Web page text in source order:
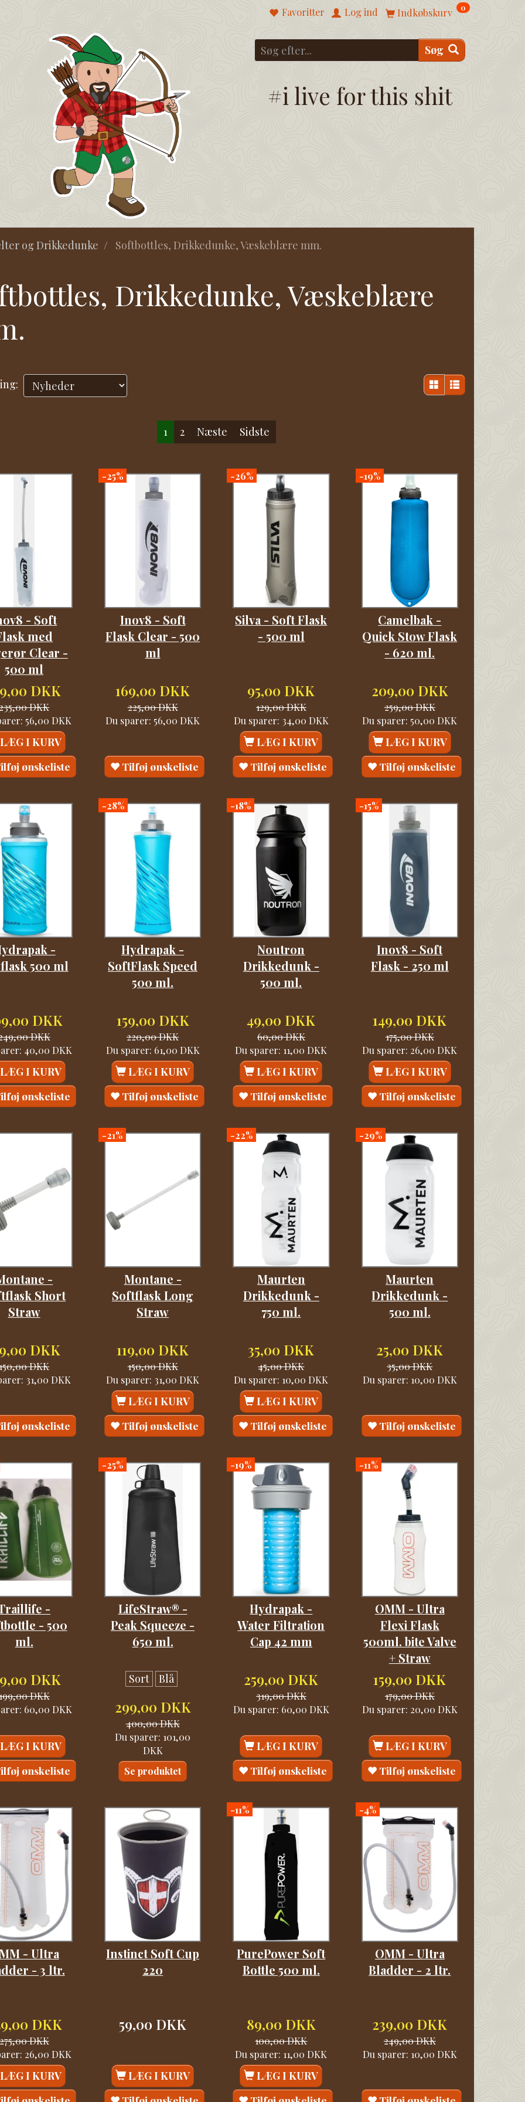
Indkøbskurv 0
Favoritter Log ind
Søg
#i live for this shit
og Drikkedunke Softbottles, Drikkedunke, Væskeblære mm.
Drikkedunke, Væskeblære
1 2 Næste Sidste
- Soft
med
Clear -
500 ml
DKK
DKK
56,00 DKK
LÆG I KURV
ønskeliste
-25%
Inov8 - Soft
Flask Clear - 500
ml
169,00 DKK
225,00 DKK
Du sparer: 56,00 DKK
Tilføj ønskeliste
-26%
Silva - Soft Flask
- 500 ml
95,00 DKK
129,00 DKK
Du sparer: 34,00 DKK
LÆG I KURV
Tilføj ønskeliste
-19%
Camelbak -
Quick Stow Flask
- 620 ml.
209,00 DKK
259,00 DKK
Du sparer: 50,00 DKK
LÆG I KURV
Tilføj ønskeliste
-
500 ml
DKK
DKK
40,00 DKK
LÆG I KURV
ønskeliste
-28%
Hydrapak -
SoftFlask Speed
500 ml.
159,00 DKK
220,00 DKK
Du sparer: 61,00 DKK
LÆG I KURV
Tilføj ønskeliste
-18%
Noutron
Drikkedunk -
500 ml.
49,00 DKK
60,00 DKK
Du sparer: 11,00 DKK
LÆG I KURV
Tilføj ønskeliste
-15%
Inov8 - Soft
Flask - 250 ml
149,00 DKK
175,00 DKK
Du sparer: 26,00 DKK
LÆG I KURV
Tilføj ønskeliste
-
Short
Straw
DKK
DKK
31,00 DKK
ønskeliste
-21%
Montane -
Softflask Long
Straw
119,00 DKK
150,00 DKK
Du sparer: 31,00 DKK
LÆG I KURV
Tilføj ønskeliste
-22%
Maurten
Drikkedunk -
750 ml.
35,00 DKK
45,00 DKK
Du sparer: 10,00 DKK
LÆG I KURV
Tilføj ønskeliste
-29%
Maurten
Drikkedunk -
500 ml.
25,00 DKK
35,00 DKK
Du sparer: 10,00 DKK
Tilføj ønskeliste
-
- 500
ml.
DKK
DKK
60,00 DKK
LÆG I KURV
ønskeliste
-25%
LifeStraw® -
Peak Squeeze -
650 ml.
Sort Blå
299,00 DKK
400,00 DKK
Du sparer: 101,00
DKK
Se produktet
-19%
Hydrapak -
Water Filtration
Cap 42 mm
259,00 DKK
319,00 DKK
Du sparer: 60,00 DKK
LÆG I KURV
Tilføj ønskeliste
-11%
OMM - Ultra
Flexi Flask
500ml. bite Valve
+ Straw
159,00 DKK
179,00 DKK
Du sparer: 20,00 DKK
LÆG I KURV
Tilføj ønskeliste
- Ultra
- 3 ltr.
DKK
DKK
26,00 DKK
LÆG I KURV
Instinct Soft Cup
220
59,00 DKK
LÆG I KURV
-11%
PurePower Soft
Bottle 500 ml.
89,00 DKK
100,00 DKK
Du sparer: 11,00 DKK
LÆG I KURV
-4%
OMM - Ultra
Bladder - 2 ltr.
239,00 DKK
249,00 DKK
Du sparer: 10,00 DKK